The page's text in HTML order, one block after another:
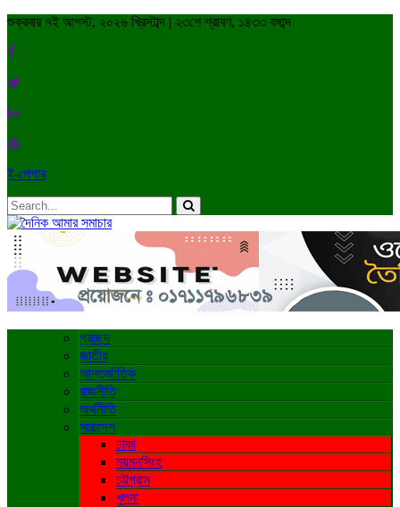
শুক্রবার ৭ই আগস্ট, ২০২৬ খ্রিস্টাব্দ | ২৩শে শ্রাবণ, ১৪৩৩ বঙ্গাব্দ
ই-পেপার
প্রচ্ছদ
জাতীয়
আন্তর্জাতিক
রাজনীতি
অর্থনীতি
সারাদেশ
ঢাকা
ময়মনসিংহ
চট্টগ্রাম
খুলনা